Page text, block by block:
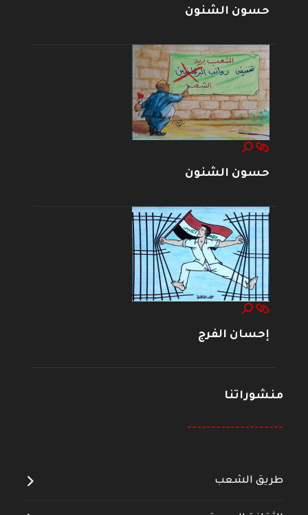
حسون الشنون
حسون الشنون
إحسان الفرج
منشوراتنا
--------------------
طريق الشعب